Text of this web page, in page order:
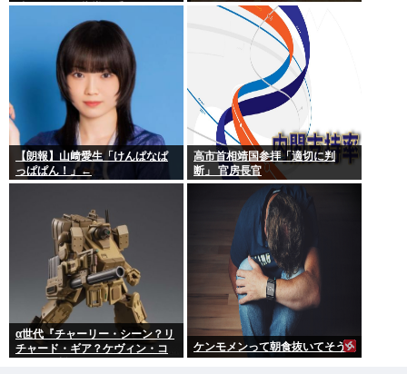
酷いスパルタ指導を受けてしま
【朗報】山﨑愛生「けんぱなぱ
っぱぱん！」←
高市首相靖国参拝「適切に判
断」 官房長官
α世代『チャーリー・シーン？リ
チャード・ギア？ケヴィン・コ
ケンモメンって朝食抜いてそう